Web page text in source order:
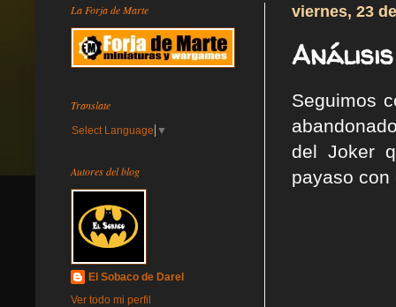
viernes, 23
Seguimos
del Joker
payaso con
La Forja de Marte
Translate
Select Language ▼
Autores del blog
El Sobaco de Darel
Ver todo mi perfil